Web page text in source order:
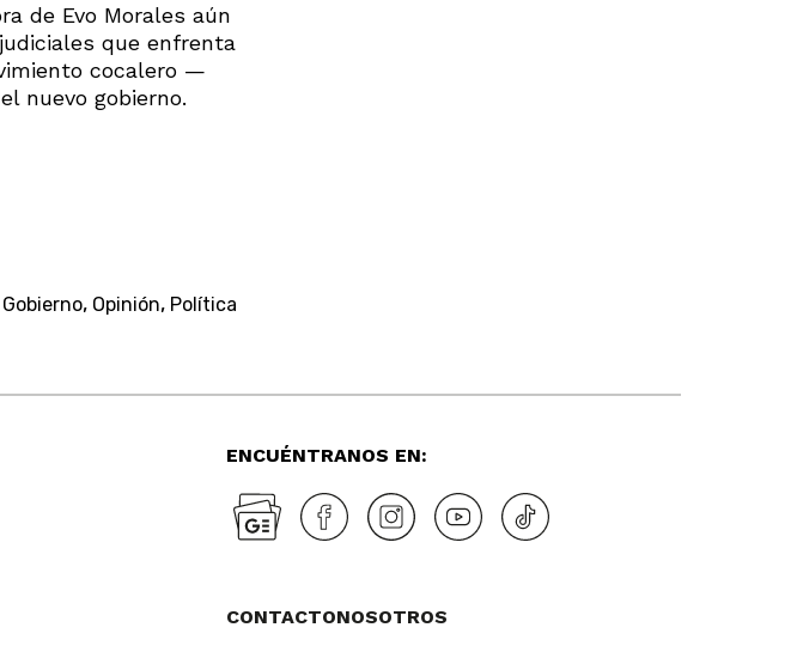
de Evo Morales aún
que enfrenta
cocalero —
nuevo gobierno.
Gobierno, Opinión, Política
ENCUÉNTRANOS EN:
CONTACTONOSOTROS